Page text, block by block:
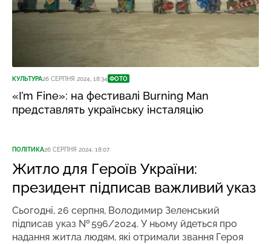
КУЛЬТУРА26 СЕРПНЯ 2024, 18:34 ФОТО
«I’m Fine»: на фестивалі Burning Man
представлять українську інсталяцію
ПОЛІТИКА26 СЕРПНЯ 2024, 18:07
Житло для Героїв України:
президент підписав важливий указ
Сьогодні, 26 серпня, Володимир Зеленський
підписав указ № 596/2024. У ньому йдеться про
надання житла людям, які отримали звання Героя